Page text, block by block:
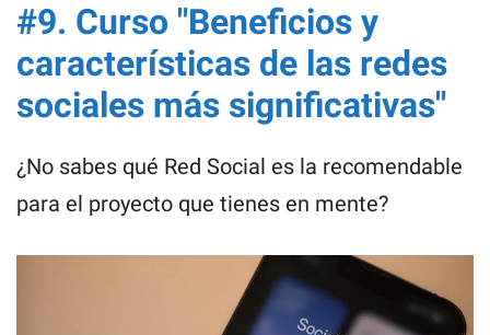
#9. Curso "Beneficios y
características de las redes
sociales más significativas"
¿No sabes qué Red Social es la recomendable
para el proyecto que tienes en mente?